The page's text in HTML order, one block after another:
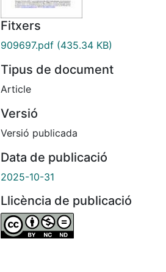
Fitxers
909697.pdf (435.34 KB)
Tipus de document
Article
Versió
Versió publicada
Data de publicació
2025-10-31
Llicència de publicació